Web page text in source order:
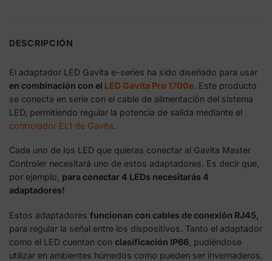
DESCRIPCIÓN
El adaptador LED Gavita e-series ha sido diseñado para usar
en combinación con el LED Gavita Pro 1700e. Este producto
se conecta en serie con el cable de alimentación del sistema
LED, permitiendo regular la potencia de salida mediante el
controlador EL1 de Gavita.
Cada uno de los LED que quieras conectar al Gavita Master
Controler necesitará uno de estos adaptadores. Es decir que,
por ejemplo, para conectar 4 LEDs necesitarás 4
adaptadores!
Estos adaptadores funcionan con cables de conexión RJ45,
para regular la señal entre los dispositivos. Tanto el adaptador
como el LED cuentan con clasificación IP66 , pudiéndose
utilizar en ambientes húmedos como pueden ser invernaderos.